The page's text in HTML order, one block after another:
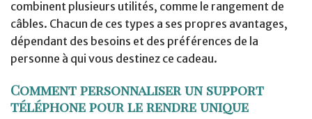
combinent plusieurs utilités, comme le rangement de
câbles. Chacun de ces types a ses propres avantages,
dépendant des besoins et des préférences de la
personne à qui vous destinez ce cadeau.
Comment personnaliser un support
téléphone pour le rendre unique